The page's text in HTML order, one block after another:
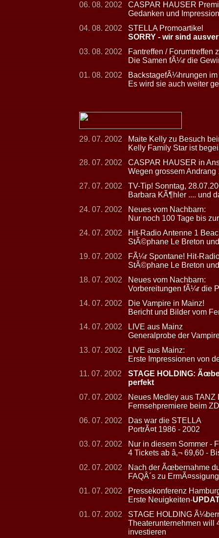
06. 08. 2002
CASPAR HAUSER
Gedanken und
04. 08. 2002
STELLA Promoartikel
SORRY - wir sind
03. 08. 2002
Fantreffen / Forumtreffen
Die Samen fÃ¼r die
01. 08. 2002
BackstagefÃ¼hrungen
Es wird sie auch weiter
29. 07. 2002
Maite Kelly zu Besuch
Kelly Family Star ist
28. 07. 2002
CASPAR HAUSER in
Wegen grossem
27. 07. 2002
TV-Tip! Sonntag,
Barbara KÃ¶hler .... und
24. 07. 2002
Neues vom Nachbarn:
Nur noch 100 Tage bis
24. 07. 2002
Hit-Radio Antenne 1
StÃ©phane Le Breton
19. 07. 2002
FÃ¼r Spontane! Hit-
StÃ©phane Le Breton
18. 07. 2002
Neues vom Nachbarn:
Vorbereitungen fÃ¼r die
14. 07. 2002
Die Vampire in Mainz!
Bericht und Bilder vom
14. 07. 2002
LIVE aus Mainz
Generalprobe der
13. 07. 2002
LIVE aus Mainz:
Erste Impressionen von
11. 07. 2002
STAGE HOLDING:
perfekt
07. 07. 2002
Neues Medley aus TANZ
Fernsehpremiere beim
06. 07. 2002
Das war die STELLA
PortrÃ¤t 1986 - 2002
03. 07. 2002
Nur in diesem Sommer -
4 Tickets ab â‚¬ 69,60 -
02. 07. 2002
Nach der Ãœbernahme
FAQÂ´s zu
01. 07. 2002
Pressekonferenz
Erste Neuigkeiten-
01. 07. 2002
STAGE HOLDING
Theaterunternehmen will
investieren